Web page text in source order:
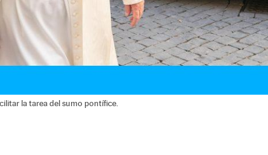
la tarea del sumo pontífice.